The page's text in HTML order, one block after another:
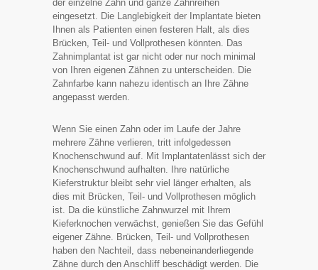
der einzelne Zahn und ganze Zahnreihen
eingesetzt. Die Langlebigkeit der Implantate bieten
Ihnen als Patienten einen festeren Halt, als dies
Brücken, Teil- und Vollprothesen könnten. Das
Zahnimplantat ist gar nicht oder nur noch minimal
von Ihren eigenen Zähnen zu unterscheiden. Die
Zahnfarbe kann nahezu identisch an Ihre Zähne
angepasst werden.
Wenn Sie einen Zahn oder im Laufe der Jahre
mehrere Zähne verlieren, tritt infolgedessen
Knochenschwund auf. Mit Implantatenlässt sich der
Knochenschwund aufhalten. Ihre natürliche
Kieferstruktur bleibt sehr viel länger erhalten, als
dies mit Brücken, Teil- und Vollprothesen möglich
ist. Da die künstliche Zahnwurzel mit Ihrem
Kieferknochen verwächst, genießen Sie das Gefühl
eigener Zähne. Brücken, Teil- und Vollprothesen
haben den Nachteil, dass nebeneinanderliegende
Zähne durch den Anschliff beschädigt werden. Die